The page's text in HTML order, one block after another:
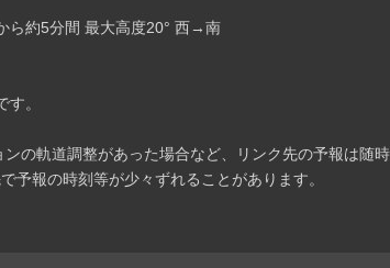
ら約5分間 最大高度20° 西→南
す。
の軌道調整があった場合など、リンク先の予報は随時
予報の時刻等が少々ずれることがあります。